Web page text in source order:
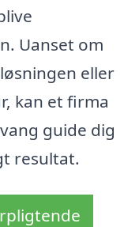
Uanset om
eller
kan et firma
guide dig
resultat.